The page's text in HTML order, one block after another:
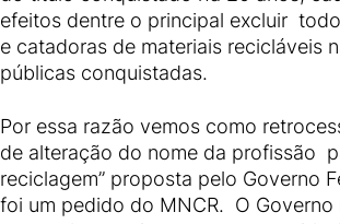
efeitos dentre o principal excluir
e catadoras de materiais recicláveis
públicas conquistadas.
Por essa razão vemos como
de alteração do nome da profissão
reciclagem” proposta pelo Governo
foi um pedido do MNCR. O Governo